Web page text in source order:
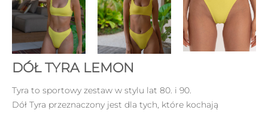
DÓŁ TYRA LEMON
Tyra to sportowy zestaw w stylu lat 80. i 90.
Dół Tyra przeznaczony jest dla tych, które kochają